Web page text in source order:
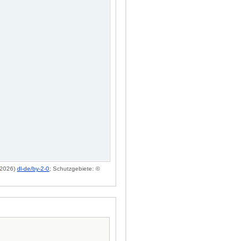
dl-de/by-2-0; Schutzgebiete: ©